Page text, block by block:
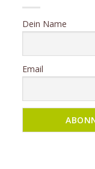
Dein Name
Email